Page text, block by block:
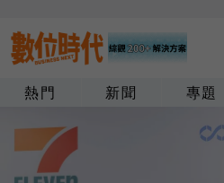
熱門 新聞 專題